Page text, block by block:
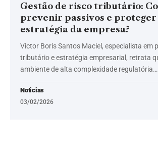
Gestão de risco tributário:
prevenir passivos e proteger
estratégia da empresa?
Victor Boris Santos Maciel, especialista em
tributário e estratégia empresarial, retrata
ambiente de alta complexidade regulatória…
Noticias
03/02/2026